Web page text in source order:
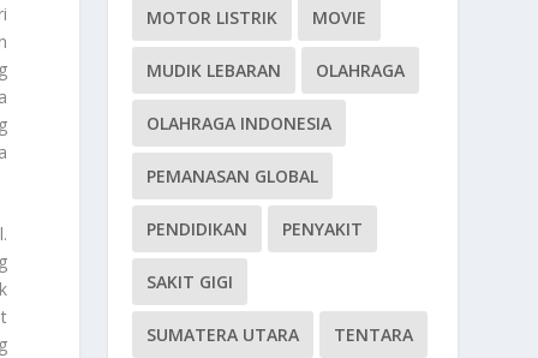
MOTOR LISTRIK MOVIE
MUDIK LEBARAN OLAHRAGA
OLAHRAGA INDONESIA
PEMANASAN GLOBAL
PENDIDIKAN PENYAKIT
SAKIT GIGI
SUMATERA UTARA TENTARA